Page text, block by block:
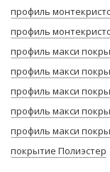
профиль
профиль
профиль макси
профиль макси
профиль макси
профиль макси
профиль макси
покрытие Полиэстер